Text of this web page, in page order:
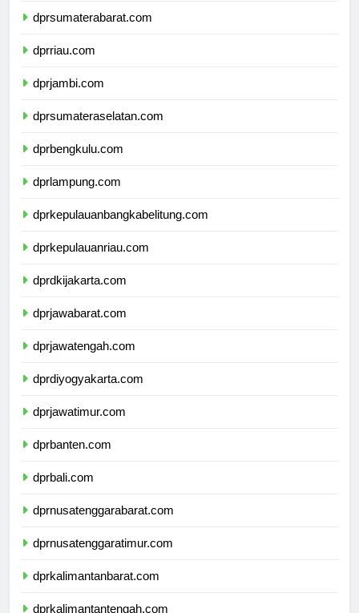
dprsumaterabarat.com
dprriau.com
dprjambi.com
dprsumateraselatan.com
dprbengkulu.com
dprlampung.com
dprkepulauanbangkabelitung.com
dprkepulauanriau.com
dprdkijakarta.com
dprjawabarat.com
dprjawatengah.com
dprdiyogyakarta.com
dprjawatimur.com
dprbanten.com
dprbali.com
dprnusatenggarabarat.com
dprnusatenggaratimur.com
dprkalimantanbarat.com
dprkalimantantengah.com